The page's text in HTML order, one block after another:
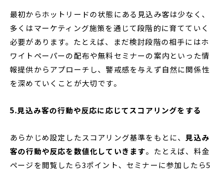
最初からホットリードの状態にある見込み客は少なく、
多くはマーケティング施策を通じて段階的に育てていく
必要があります。たとえば、まだ検討段階の相手にはホ
ワイトペーパーの配布や無料セミナーの案内といった情
報提供からアプローチし、警戒感を与えず自然に関係性
を深めていくことが大切です。
5.見込み客の行動や反応に応じてスコアリングをする
あらかじめ設定したスコアリング基準をもとに、 見込み
客の行動や反応を数値化していきます。たとえば、料金
ページを閲覧したら3ポイント、セミナーに参加したら5